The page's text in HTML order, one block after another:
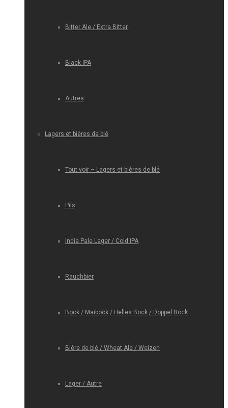
Bitter Ale / Extra Bitter
Black IPA
Autres
Lagers et bières de blé
Tout voir – Lagers et bières de blé
Pils
India Pale Lager / Cold IPA
Rauchbier
Bock / Maibock / Helles Bock / Doppel Bock
Bière de blé / Wheat Ale / Weizen
Lager / Autre